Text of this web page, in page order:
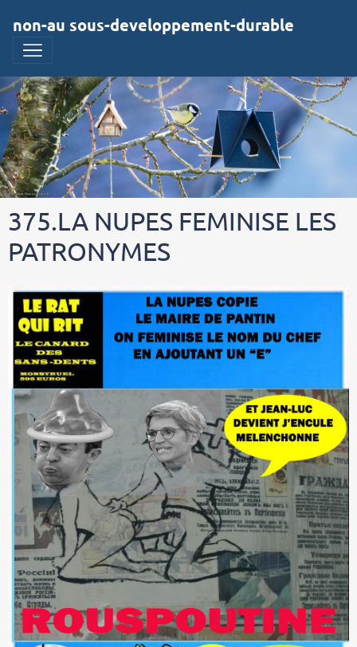
non-au sous-developpement-durable
375.LA NUPES FEMINISE LES
PATRONYMES